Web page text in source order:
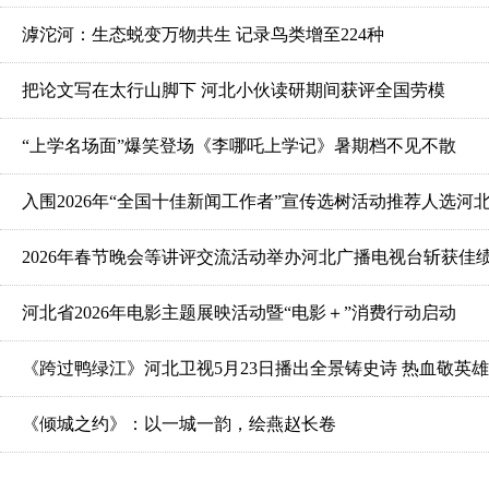
滹沱河：生态蜕变万物共生 记录鸟类增至224种
把论文写在太行山脚下 河北小伙读研期间获评全国劳模
“上学名场面”爆笑登场《李哪吒上学记》暑期档不见不散
入围2026年“全国十佳新闻工作者”宣传选树活动推荐人选河
2026年春节晚会等讲评交流活动举办河北广播电视台斩获佳
河北省2026年电影主题展映活动暨“电影＋”消费行动启动
《跨过鸭绿江》河北卫视5月23日播出全景铸史诗 热血敬英雄
《倾城之约》：以一城一韵，绘燕赵长卷